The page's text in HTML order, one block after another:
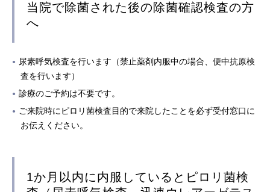
当院で除菌された後の除菌確認検査の方
へ
尿素呼気検査を行います（禁止薬剤内服中の場合、便中抗原検
査を行います）
診療のご予約は不要です。
ご来院時にピロリ菌検査⽬的で来院したことを必ず受付窓口に
お伝えください。
1か⽉以内に内服しているとピロリ菌検